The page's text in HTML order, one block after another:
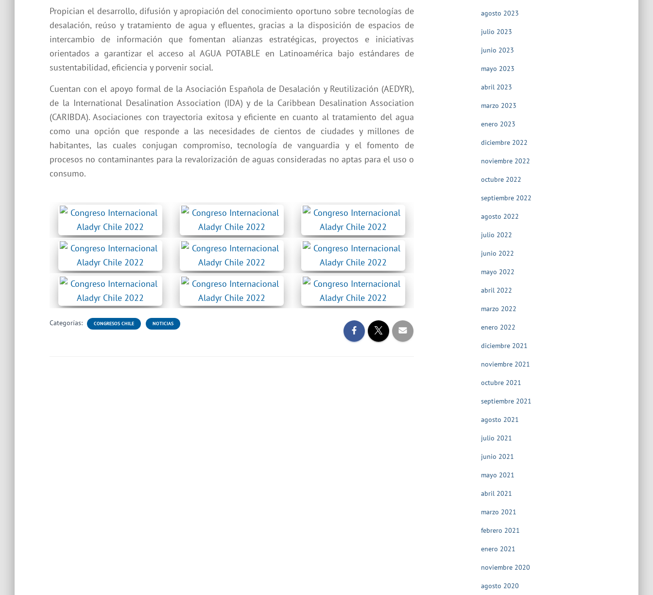
Propician el desarrollo, difusión y apropiación del conocimiento oportuno sobre tecnologías de
desalación, reúso y tratamiento de agua y efluentes, gracias a la disposición de espacios de
intercambio de información que fomentan alianzas estratégicas, proyectos e iniciativas
orientados a garantizar el acceso al AGUA POTABLE en Latinoamérica bajo estándares de
sustentabilidad, eficiencia y porvenir social.
Cuentan con el apoyo formal de la Asociación Española de Desalación y Reutilización (AEDYR),
de la International Desalination Association (IDA) y de la Caribbean Desalination Association
(CARIBDA). Asociaciones con trayectoria exitosa y eficiente en cuanto al tratamiento del agua
como una opción que responde a las necesidades de cientos de ciudades y millones de
habitantes, las cuales conjugan compromiso, tecnología de vanguardia y el fomento de
procesos no contaminantes para la revalorización de aguas consideradas no aptas para el uso o
consumo.
Categorías: CONGRESOS CHILE NOTICIAS
agosto 2023
julio 2023
junio 2023
mayo 2023
abril 2023
marzo 2023
enero 2023
diciembre 2022
noviembre 2022
octubre 2022
septiembre 2022
agosto 2022
julio 2022
junio 2022
mayo 2022
abril 2022
marzo 2022
enero 2022
diciembre 2021
noviembre 2021
octubre 2021
septiembre 2021
agosto 2021
julio 2021
junio 2021
mayo 2021
abril 2021
marzo 2021
febrero 2021
enero 2021
noviembre 2020
agosto 2020